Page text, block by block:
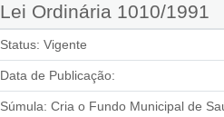
Lei Ordinária 1010/1991
Status: Vigente
Data de Publicação:
Súmula: Cria o Fundo Municipal de